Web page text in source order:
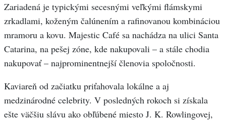
Zariadená je typickými secesnými veľkými flámskymi
zrkadlami, koženým čalúnením a rafinovanou kombináciou
mramoru a kovu. Majestic Café sa nachádza na ulici Santa
Catarina, na pešej zóne, kde nakupovali – a stále chodia
nakupovať – najprominentnejší členovia spoločnosti.
Kaviareň od začiatku priťahovala lokálne a aj
medzinárodné celebrity. V posledných rokoch si získala
ešte väčšiu slávu ako obľúbené miesto J. K. Rowlingovej,